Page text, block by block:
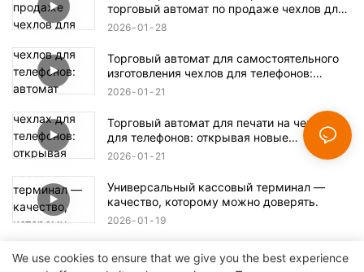
торговый автомат по продаже чехлов для
телефонов скрывает огромные
2026 01 28
Торговый автомат для самостоятельного
изготовления чехлов для телефонов:
автомат самообслуживания и
2026 01 21
Торговый автомат для печати на чехлах
для телефонов: открывая новые
возможности для печати.
2026 01 21
Универсальный кассовый терминал —
качество, которому можно доверять.
2026 01 19
We use cookies to ensure that we give you the best experience